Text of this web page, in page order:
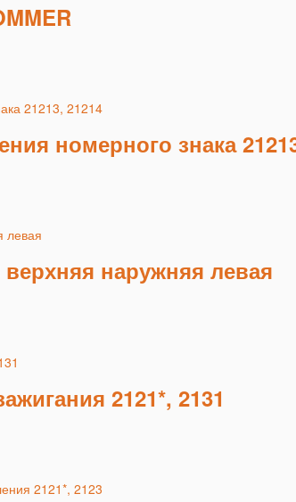
номерного знака
наружняя левая
2121*, 2131